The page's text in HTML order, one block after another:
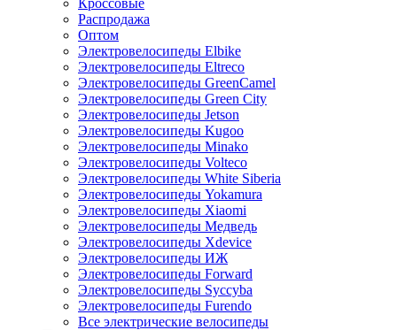
Кроссовые
Распродажа
Оптом
Электровелосипеды Elbike
Электровелосипеды Eltreco
Электровелосипеды GreenCamel
Электровелосипеды Green City
Электровелосипеды Jetson
Электровелосипеды Kugoo
Электровелосипеды Minako
Электровелосипеды Volteco
Электровелосипеды White Siberia
Электровелосипеды Yokamura
Электровелосипеды Xiaomi
Электровелосипеды Медведь
Электровелосипеды Xdevice
Электровелосипеды ИЖ
Электровелосипеды Forward
Электровелосипеды Syccyba
Электровелосипеды Furendo
Все электрические велосипеды